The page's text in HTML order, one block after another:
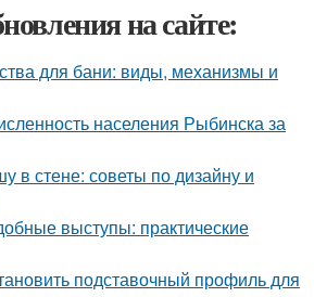
на сайте:
для бани: виды, механизмы и
населения Рыбинска за
в стене: советы по дизайну и
выступы: практические
подставочный профиль для